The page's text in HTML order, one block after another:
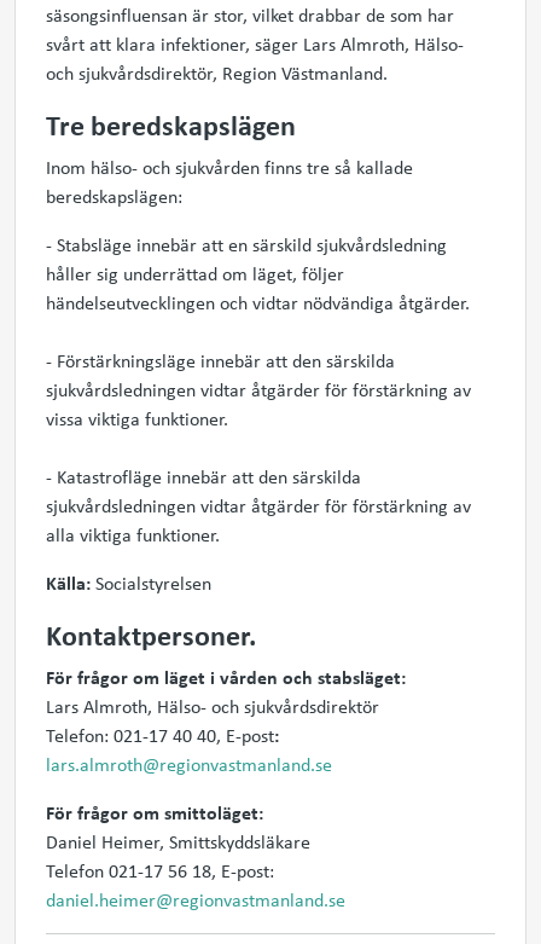
säsongsinfluensan är stor, vilket drabbar de som har
svårt att klara infektioner, säger Lars Almroth, Hälso-
och sjukvårdsdirektör, Region Västmanland.
Tre beredskapslägen
Inom hälso- och sjukvården finns tre så kallade
beredskapslägen:
- Stabsläge innebär att en särskild sjukvårdsledning
håller sig underrättad om läget, följer
händelseutvecklingen och vidtar nödvändiga åtgärder.
- Förstärkningsläge innebär att den särskilda
sjukvårdsledningen vidtar åtgärder för förstärkning av
vissa viktiga funktioner.
- Katastrofläge innebär att den särskilda
sjukvårdsledningen vidtar åtgärder för förstärkning av
alla viktiga funktioner.
Källa:Socialstyrelsen
Kontaktpersoner.
För frågor om läget i vården och stabsläget:
Lars Almroth, Hälso- och sjukvårdsdirektör
Telefon: 021-17 40 40, E-post:
lars.almroth@regionvastmanland.se
För frågor om smittoläget:
Daniel Heimer, Smittskyddsläkare
Telefon 021-17 56 18, E-post:
daniel.heimer@regionvastmanland.se